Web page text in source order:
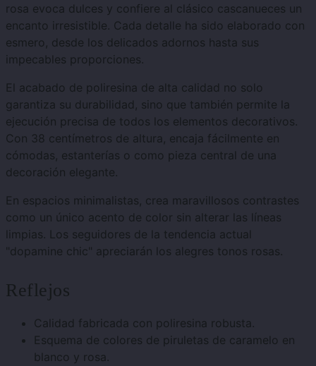
rosa evoca dulces y confiere al clásico cascanueces un
encanto irresistible. Cada detalle ha sido elaborado con
esmero, desde los delicados adornos hasta sus
impecables proporciones.
El acabado de poliresina de alta calidad no solo
garantiza su durabilidad, sino que también permite la
ejecución precisa de todos los elementos decorativos.
Con 38 centímetros de altura, encaja fácilmente en
cómodas, estanterías o como pieza central de una
decoración elegante.
En espacios minimalistas, crea maravillosos contrastes
como un único acento de color sin alterar las líneas
limpias. Los seguidores de la tendencia actual
"dopamine chic" apreciarán los alegres tonos rosas.
Reflejos
Calidad fabricada con poliresina robusta.
Esquema de colores de piruletas de caramelo en
blanco y rosa.